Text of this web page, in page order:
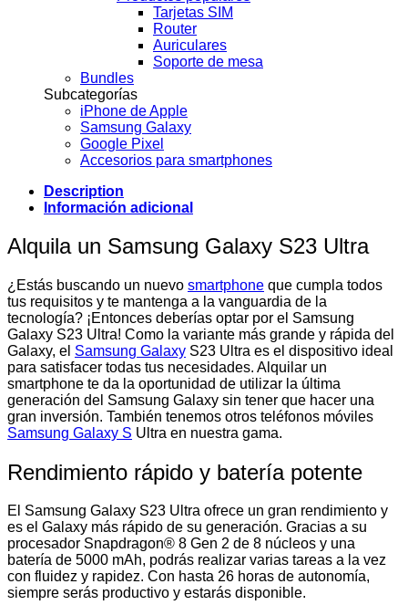
Tarjetas SIM
Router
Auriculares
Soporte de mesa
Bundles
Subcategorías
iPhone de Apple
Samsung Galaxy
Google Pixel
Accesorios para smartphones
Description
Información adicional
Alquila un Samsung Galaxy S23 Ultra
¿Estás buscando un nuevo smartphone que cumpla todos
tus requisitos y te mantenga a la vanguardia de la
tecnología? ¡Entonces deberías optar por el Samsung
Galaxy S23 Ultra! Como la variante más grande y rápida del
Galaxy, el Samsung Galaxy S23 Ultra es el dispositivo ideal
para satisfacer todas tus necesidades. Alquilar un
smartphone te da la oportunidad de utilizar la última
generación del Samsung Galaxy sin tener que hacer una
gran inversión. También tenemos otros teléfonos móviles
Samsung Galaxy S Ultra en nuestra gama.
Rendimiento rápido y batería potente
El Samsung Galaxy S23 Ultra ofrece un gran rendimiento y
es el Galaxy más rápido de su generación. Gracias a su
procesador Snapdragon® 8 Gen 2 de 8 núcleos y una
batería de 5000 mAh, podrás realizar varias tareas a la vez
con fluidez y rapidez. Con hasta 26 horas de autonomía,
siempre serás productivo y estarás disponible.